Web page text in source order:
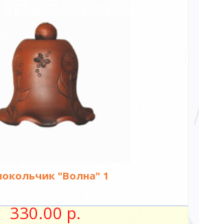
"Волна" 1
330.00 р.